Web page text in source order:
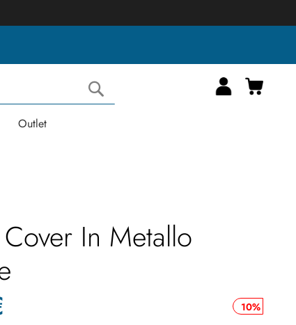
Cerca
Carrello
Outlet
In Metallo
10%